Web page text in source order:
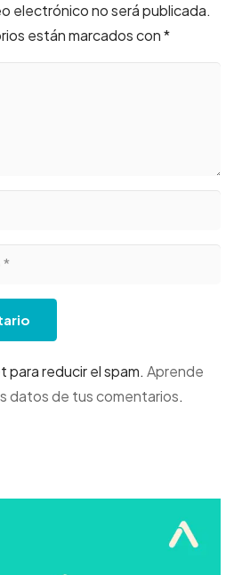
electrónico no será publicada.
están marcados con*
para reducir el spam. Aprende
datos de tus comentarios.